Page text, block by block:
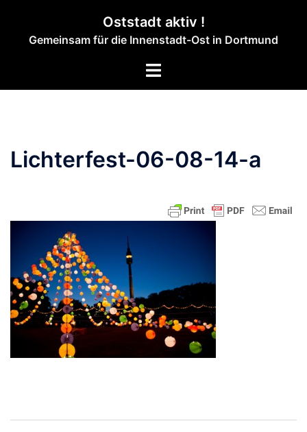
springen
Oststadt aktiv !
Gemeinsam für die Innenstadt-Ost in Dortmund
Menü
Lichterfest-06-08-14-a